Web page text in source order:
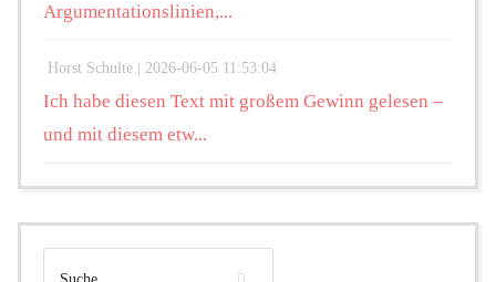
Argumentationslinien,...
Horst Schulte | 2026-06-05 11:53:04
Ich habe diesen Text mit großem Gewinn gelesen –
und mit diesem etw...